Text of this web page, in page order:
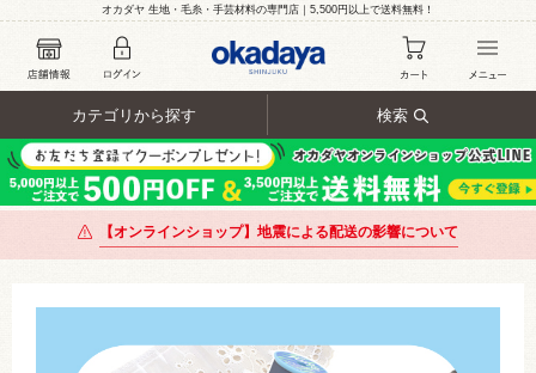
オカダヤ 生地・毛糸・手芸材料の専門店｜5,500円以上で送料無料！
カテゴリから探す 検索
【オンラインショップ】地震による配送の影響について